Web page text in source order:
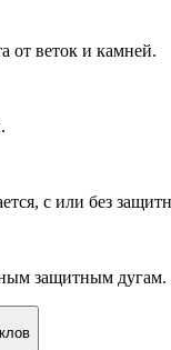
от веток и камней.
с или без
защитным дугам.